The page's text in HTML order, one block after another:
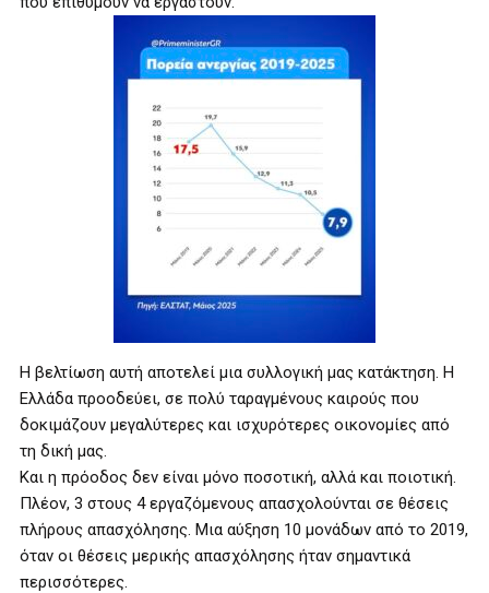
Η βελτίωση αυτή αποτελεί μια συλλογική μας κατάκτηση. Η
Ελλάδα προοδεύει, σε πολύ ταραγμένους καιρούς που
δοκιμάζουν μεγαλύτερες και ισχυρότερες οικονομίες από
τη δική μας.
Και η πρόοδος δεν είναι μόνο ποσοτική, αλλά και ποιοτική.
Πλέον, 3 στους 4 εργαζόμενους απασχολούνται σε θέσεις
πλήρους απασχόλησης. Μια αύξηση 10 μονάδων από το 2019,
όταν οι θέσεις μερικής απασχόλησης ήταν σημαντικά
περισσότερες.